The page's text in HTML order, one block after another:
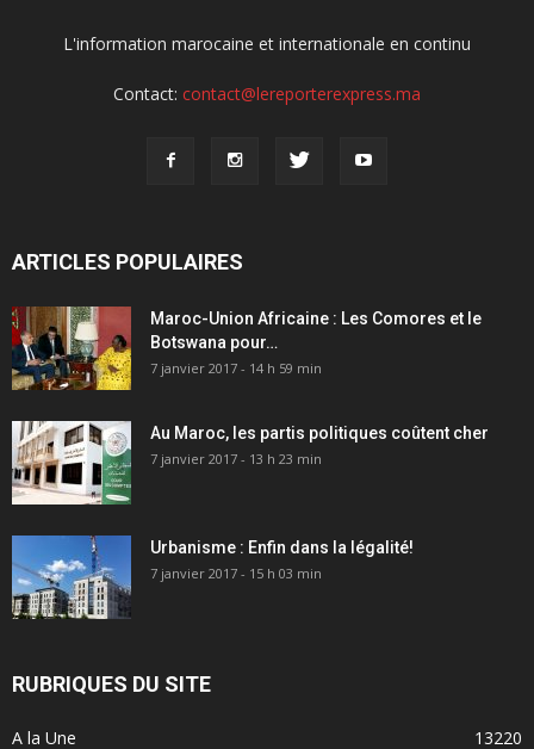
L'information marocaine et internationale en continu
Contact: contact@lereporterexpress.ma
ARTICLES POPULAIRES
Maroc-Union Africaine : Les Comores et le
Botswana pour…
7 janvier 2017 - 14 h 59 min
Au Maroc, les partis politiques coûtent cher
7 janvier 2017 - 13 h 23 min
Urbanisme : Enfin dans la légalité!
7 janvier 2017 - 15 h 03 min
RUBRIQUES DU SITE
A la Une 13220